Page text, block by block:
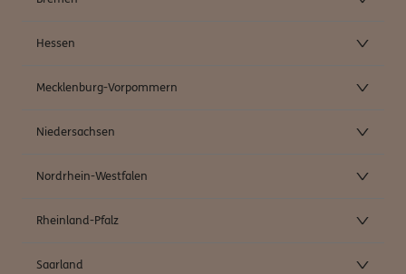
Hessen
Mecklenburg-Vorpommern
Niedersachsen
Nordrhein-Westfalen
Rheinland-Pfalz
Saarland